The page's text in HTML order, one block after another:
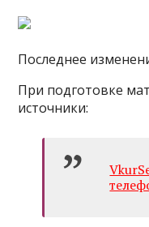
Последнее
При подготовке
источники: